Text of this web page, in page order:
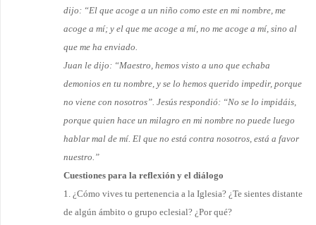
dijo: “El que acoge a un niño como este en mi nombre, me
acoge a mí; y el que me acoge a mí, no me acoge a mí, sino al
que me ha enviado.
Juan le dijo: “Maestro, hemos visto a uno que echaba
demonios en tu nombre, y se lo hemos querido impedir, porque
no viene con nosotros”. Jesús respondió: “No se lo impidáis,
porque quien hace un milagro en mi nombre no puede luego
hablar mal de mí. El que no está contra nosotros, está a favor
nuestro.”
Cuestiones para la reflexión y el diálogo
1. ¿Cómo vives tu pertenencia a la Iglesia? ¿Te sientes distante
de algún ámbito o grupo eclesial? ¿Por qué?